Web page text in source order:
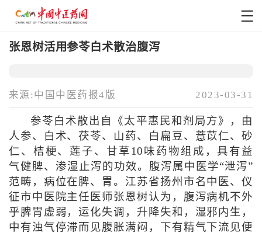
张恩树活用参苓白术散治腹泻
来源:中国中医药报4版 2023-03-31
参苓白术散出自《太平惠民和剂局方》，由
人参、白术、茯苓、山药、白扁豆、薏苡仁、砂
仁、桔梗、莲子、甘草10味药物组成，具有益
气健脾、渗湿止泻的功效。腹泻属中医学“泄泻”
范畴，病位在脾、胃。江苏省扬州市名中医、仪
征市中医院主任医师张恩树认为，腹泻病机不外
乎脾胃虚弱，运化失调，升降失和，湿邪内生，
中有浊气停滞而见腹胀满闷，下有精气下流见便